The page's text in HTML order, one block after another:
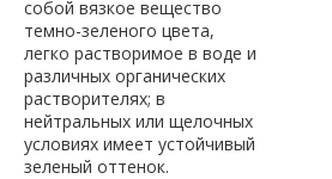
собой вязкое вещество
темно-зеленого цвета,
легко растворимое в воде и
различных органических
растворителях; в
нейтральных или щелочных
условиях имеет устойчивый
зеленый оттенок.